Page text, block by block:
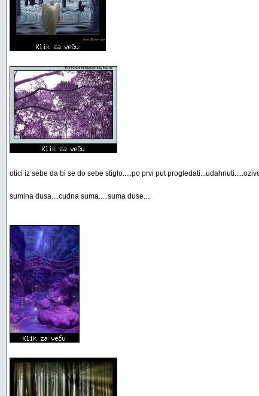
otici iz sebe da bi se do sebe stiglo.....po prvi put
sumina dusa....cudna suma.....suma duse....